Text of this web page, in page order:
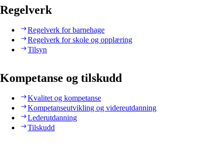
Regelverk
Regelverk for barnehage
Regelverk for skole og opplæring
Tilsyn
Kompetanse og tilskudd
Kvalitet og kompetanse
Kompetanseutvikling og videreutdanning
Lederutdanning
Tilskudd